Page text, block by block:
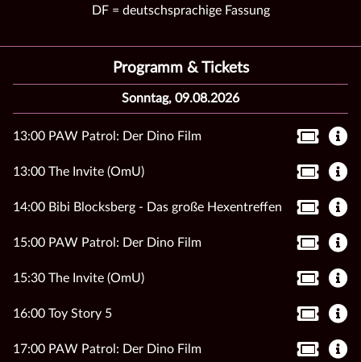
DF = deutschsprachige Fassung
Programm & Tickets
Sonntag, 09.08.2026
13:00 PAW Patrol: Der Dino Film
13:00 The Invite (OmU)
14:00 Bibi Blocksberg - Das große Hexentreffen
15:00 PAW Patrol: Der Dino Film
15:30 The Invite (OmU)
16:00 Toy Story 5
17:00 PAW Patrol: Der Dino Film